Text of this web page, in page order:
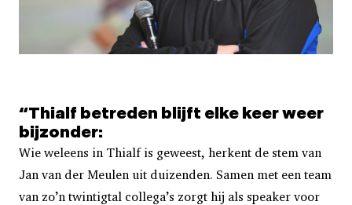
“Thialf betreden blijft elke keerweer
bijzonder:
Wie weleens in Thialf is geweest, herkent de stem van
Jan van der Meulen uit duizenden. Samen met een team
van zo’n twintigtal collega’s zorgt hij als speaker voor